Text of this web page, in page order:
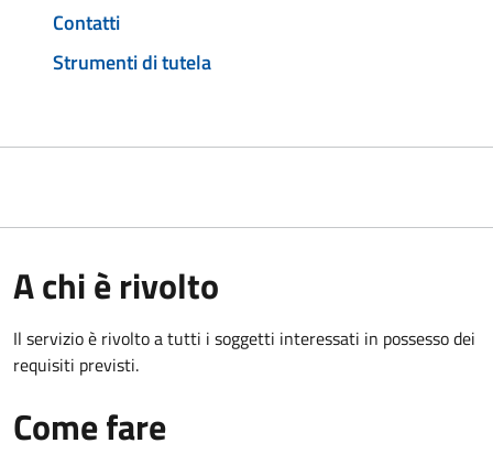
Contatti
Strumenti di tutela
A chi è rivolto
Il servizio è rivolto a tutti i soggetti interessati in possesso dei
requisiti previsti.
Come fare